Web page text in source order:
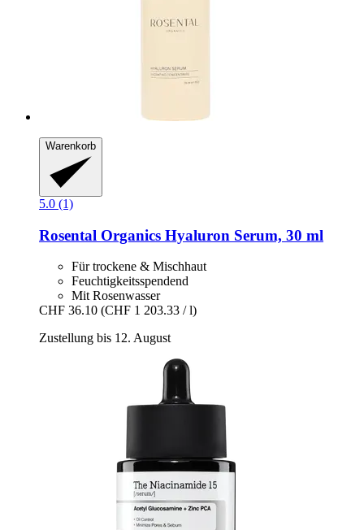
Warenkorb
5.0 (1)
Rosental Organics Hyaluron Serum, 30 ml
Für trockene & Mischhaut
Feuchtigkeitsspendend
Mit Rosenwasser
CHF 36.10 (CHF 1 203.33 / l)
Zustellung bis 12. August